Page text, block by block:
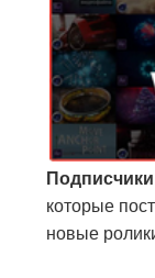
которые
новые